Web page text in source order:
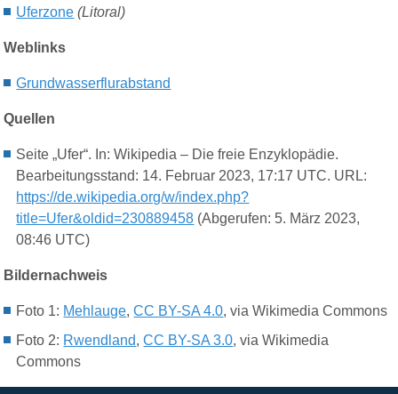
Uferzone (Litoral)
Weblinks
Grundwasserflurabstand
Quellen
Seite „Ufer“. In: Wikipedia – Die freie Enzyklopädie.
Bearbeitungsstand: 14. Februar 2023, 17:17 UTC. URL:
https://de.wikipedia.org/w/index.php?
title=Ufer&oldid=230889458 (Abgerufen: 5. März 2023,
08:46 UTC)
Bildernachweis
Foto 1: Mehlauge,CC BY-SA 4.0, via Wikimedia Commons
Foto 2: Rwendland,CC BY-SA 3.0, via Wikimedia
Commons